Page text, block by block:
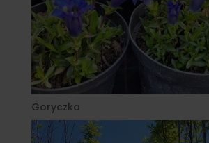
Goryczka